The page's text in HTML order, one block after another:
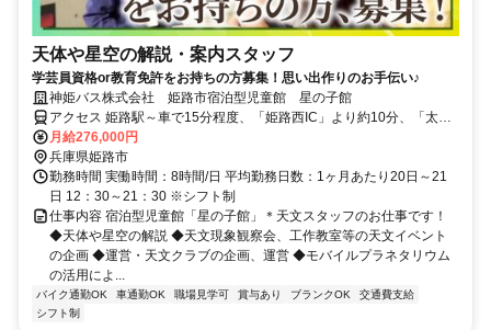
天体や星空の解説・案内スタッフ
学芸員資格or教育免許をお持ちの方募集！思い出作りのお手伝い♪
神姫バス株式会社 姫路市宿泊型児童館 星の子館
アクセス 姫路駅～車で15分程度、「姫路西IC」より約10分、「太子
東IC」より約5分 ◆車・バイク通勤ＯＫ
月給276,000円
兵庫県姫路市
勤務時間 実働時間：8時間/日 平均勤務日数：1ヶ月あたり20日～21
日 12：30～21：30 ※シフト制
仕事内容 宿泊型児童館「星の子館」＊天文スタッフのお仕事です！
◆天体や星空の解説 ◆天文現象観察会、工作教室等の天文イベント
の企画 ◆運営・天文クラブの企画、運営 ◆モバイルプラネタリウム
の活用によ...
バイク通勤OK 車通勤OK 職場見学可 賞与あり ブランクOK
交通費支給
シフト制